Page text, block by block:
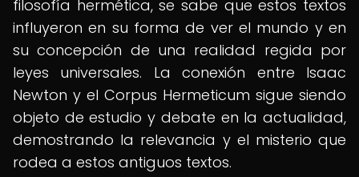
filosofía hermética, se sabe que estos textos
influyeron en su forma de ver el mundo y en
su concepción de una realidad regida por
leyes universales. La conexión entre Isaac
Newton y el Corpus Hermeticum sigue siendo
objeto de estudio y debate en la actualidad,
demostrando la relevancia y el misterio que
rodea a estos antiguos textos.